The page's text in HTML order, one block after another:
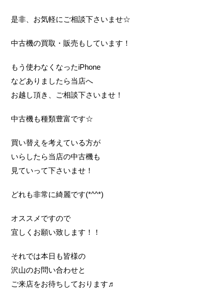
是非、お気軽にご相談下さいませ☆
中古機の買取・販売もしています！
もう使わなくなったiPhone
などありましたら当店へ
お越し頂き、ご相談下さいませ！
中古機も種類豊富です☆
買い替えを考えている方が
いらしたら当店の中古機も
見ていって下さいませ！
どれも非常に綺麗です(*^^*)
オススメですので
宜しくお願い致します！！
それでは本日も皆様の
沢山のお問い合わせと
ご来店をお待ちしております♬